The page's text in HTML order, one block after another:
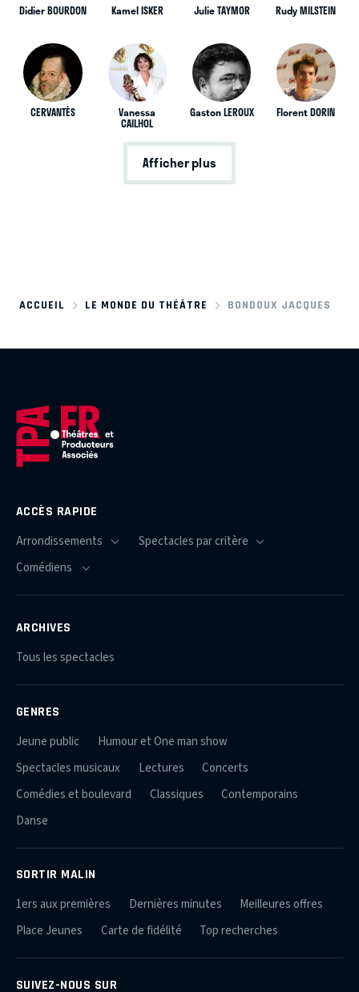
Didier BOURDON Kamel ISKER Julie TAYMOR Rudy MILSTEIN
CERVANTÈS Vanessa
CAILHOL
Gaston LEROUX Florent DORIN
Afficher plus
ACCUEIL LE MONDE DU THÉÂTRE BONDOUX JACQUES
ACCÈS RAPIDE
ARCHIVES
Tous les spectacles
GENRES
Jeune public
Humour et One man show
Spectacles musicaux
Lectures
Concerts
Comédies et boulevard
Classiques
Contemporains
Danse
SORTIR MALIN
1ers aux premières Dernières minutes
Meilleures offres
Place Jeunes
Carte de fidélité Top recherches
SUIVEZ-NOUS SUR